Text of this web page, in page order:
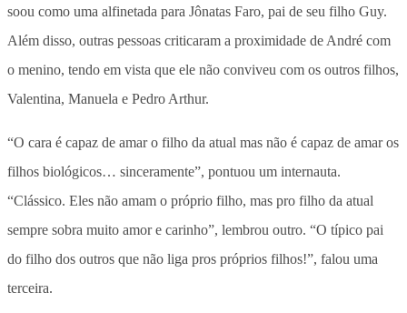
soou como uma alfinetada para Jônatas Faro, pai de seu filho Guy.
Além disso, outras pessoas criticaram a proximidade de André com
o menino, tendo em vista que ele não conviveu com os outros filhos,
Valentina, Manuela e Pedro Arthur.
“O cara é capaz de amar o filho da atual mas não é capaz de amar os
filhos biológicos… sinceramente”, pontuou um internauta.
“Clássico. Eles não amam o próprio filho, mas pro filho da atual
sempre sobra muito amor e carinho”, lembrou outro. “O típico pai
do filho dos outros que não liga pros próprios filhos!”, falou uma
terceira.